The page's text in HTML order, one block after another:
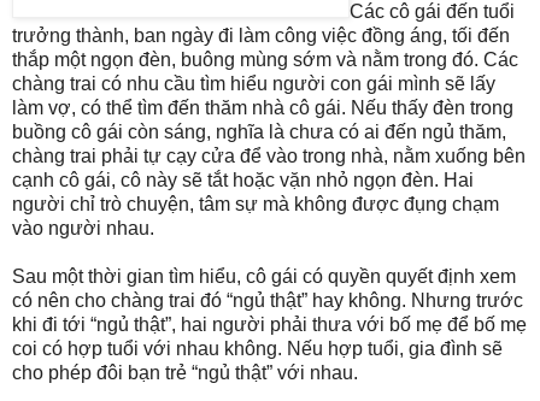
Các cô gái đến tuổi
trưởng thành, ban ngày đi làm công việc đồng áng, tối đến
thắp một ngọn đèn, buông mùng sớm và nằm trong đó. Các
chàng trai có nhu cầu tìm hiểu người con gái mình sẽ lấy
làm vợ, có thể tìm đến thăm nhà cô gái. Nếu thấy đèn trong
buồng cô gái còn sáng, nghĩa là chưa có ai đến ngủ thăm,
chàng trai phải tự cạy cửa để vào trong nhà, nằm xuống bên
cạnh cô gái, cô này sẽ tắt hoặc vặn nhỏ ngọn đèn. Hai
người chỉ trò chuyện, tâm sự mà không được đụng chạm
vào người nhau.
Sau một thời gian tìm hiểu, cô gái có quyền quyết định xem
có nên cho chàng trai đó “ngủ thật” hay không. Nhưng trước
khi đi tới “ngủ thật”, hai người phải thưa với bố mẹ để bố mẹ
coi có hợp tuổi với nhau không. Nếu hợp tuổi, gia đình sẽ
cho phép đôi bạn trẻ “ngủ thật” với nhau.